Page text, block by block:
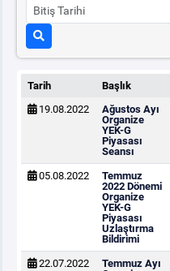
Tarih Başlık
19.08.2022
Ağustos Ayı
Organize
YEK-G
Piyasası
Seansı
05.08.2022
Temmuz
2022 Dönemi
Organize
YEK-G
Piyasası
Uzlaştırma
Bildirimi
22.07.2022
Temmuz Ayı